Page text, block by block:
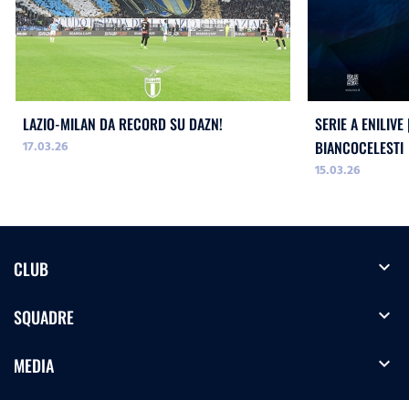
LAZIO-MILAN DA RECORD SU DAZN!
17.03.26
SERIE A
BIANCOCELESTI
15.03.26
CLUB expand_more
SQUADRE expand_more
MEDIA expand_more